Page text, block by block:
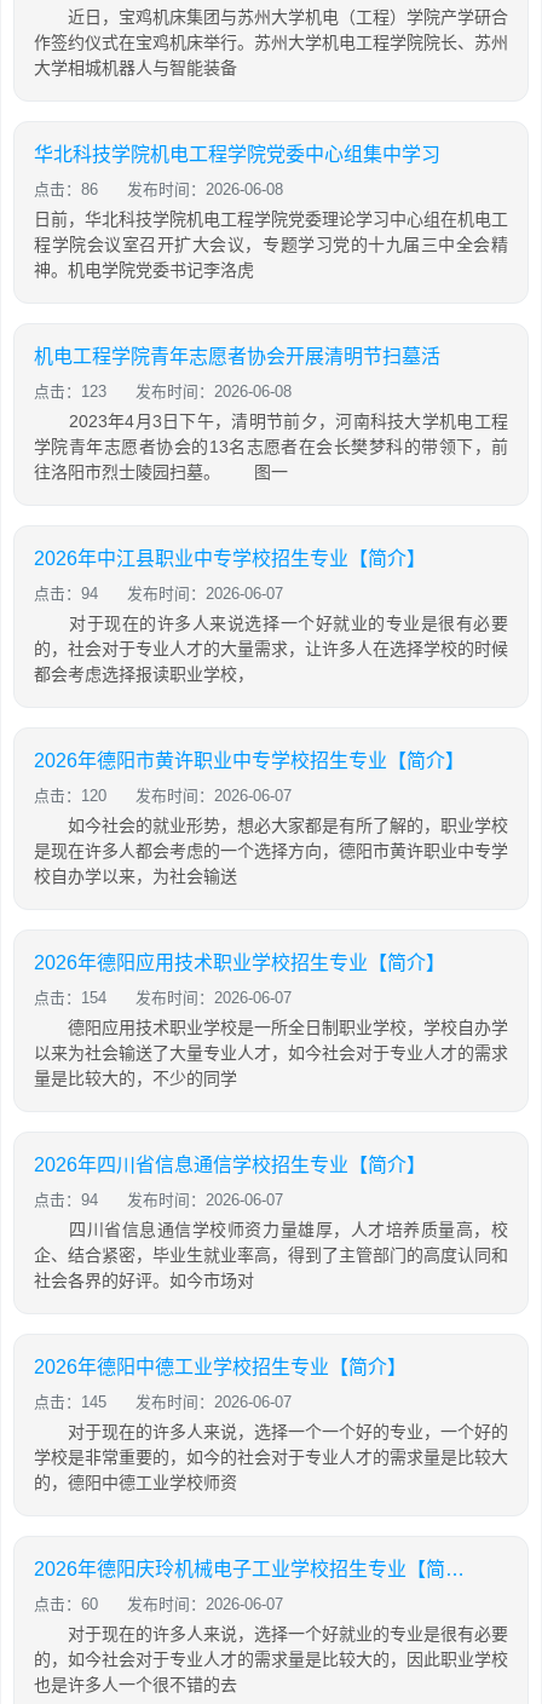
近日，宝鸡机床集团与苏州大学机电（工程）学院产学研合
作签约仪式在宝鸡机床举行。苏州大学机电工程学院院长、苏州
大学相城机器人与智能装备
华北科技学院机电工程学院党委中心组集中学习
点击：86 发布时间：2026-06-08
日前，华北科技学院机电工程学院党委理论学习中心组在机电工
程学院会议室召开扩大会议，专题学习党的十九届三中全会精
神。机电学院党委书记李洛虎
机电工程学院青年志愿者协会开展清明节扫墓活
点击：123 发布时间：2026-06-08
2023年4月3日下午，清明节前夕，河南科技大学机电工程
学院青年志愿者协会的13名志愿者在会长樊梦科的带领下，前
往洛阳市烈士陵园扫墓。 图一
2026年中江县职业中专学校招生专业【简介】
点击：94 发布时间：2026-06-07
对于现在的许多人来说选择一个好就业的专业是很有必要
的，社会对于专业人才的大量需求，让许多人在选择学校的时候
都会考虑选择报读职业学校，
2026年德阳市黄许职业中专学校招生专业【简介】
点击：120 发布时间：2026-06-07
如今社会的就业形势，想必大家都是有所了解的，职业学校
是现在许多人都会考虑的一个选择方向，德阳市黄许职业中专学
校自办学以来，为社会输送
2026年德阳应用技术职业学校招生专业【简介】
点击：154 发布时间：2026-06-07
德阳应用技术职业学校是一所全日制职业学校，学校自办学
以来为社会输送了大量专业人才，如今社会对于专业人才的需求
量是比较大的，不少的同学
2026年四川省信息通信学校招生专业【简介】
点击：94 发布时间：2026-06-07
四川省信息通信学校师资力量雄厚，人才培养质量高，校
企、结合紧密，毕业生就业率高，得到了主管部门的高度认同和
社会各界的好评。如今市场对
2026年德阳中德工业学校招生专业【简介】
点击：145 发布时间：2026-06-07
对于现在的许多人来说，选择一个一个好的专业，一个好的
学校是非常重要的，如今的社会对于专业人才的需求量是比较大
的，德阳中德工业学校师资
2026年德阳庆玲机械电子工业学校招生专业【简介】
点击：60 发布时间：2026-06-07
对于现在的许多人来说，选择一个好就业的专业是很有必要
的，如今社会对于专业人才的需求量是比较大的，因此职业学校
也是许多人一个很不错的去